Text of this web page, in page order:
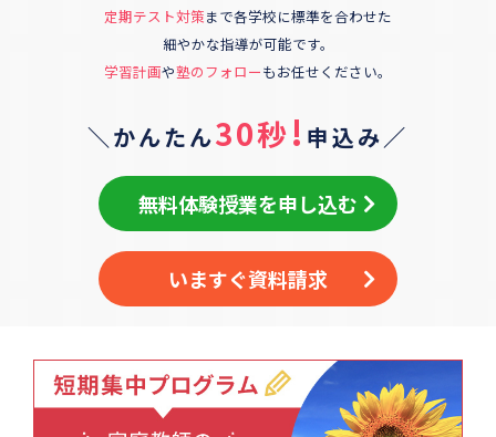
定期テスト対策まで各学校に標準を合わせた
細やかな指導が可能です。
学習計画や塾のフォローもお任せください。
＼かんたん30秒! 申込み／
無料体験授業を申し込む
いますぐ資料請求